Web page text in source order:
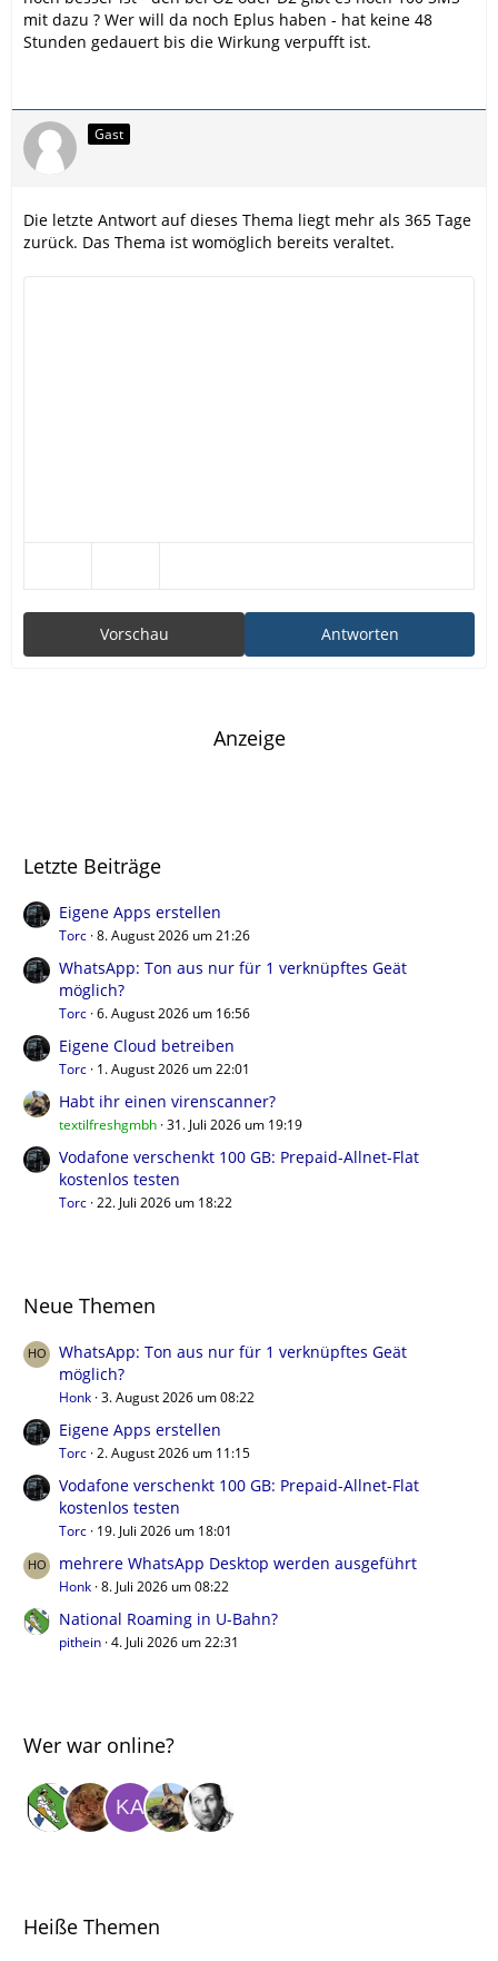
mit dazu ? Wer will da noch Eplus haben - hat keine 48
Stunden gedauert bis die Wirkung verpufft ist.
Gast
Die letzte Antwort auf dieses Thema liegt mehr als 365 Tage
zurück. Das Thema ist womöglich bereits veraltet.
Antworten
Vorschau
Anzeige
Letzte Beiträge
Eigene Apps erstellen
Torc 8. August 2026 um 21:26
WhatsApp: Ton aus nur für 1 verknüpftes Geät
möglich?
Torc 6. August 2026 um 16:56
Eigene Cloud betreiben
Torc 1. August 2026 um 22:01
Habt ihr einen virenscanner?
textilfreshgmbh 31. Juli 2026 um 19:19
Vodafone verschenkt 100 GB: Prepaid-Allnet-Flat
kostenlos testen
Torc 22. Juli 2026 um 18:22
Neue Themen
WhatsApp: Ton aus nur für 1 verknüpftes Geät
möglich?
Honk 3. August 2026 um 08:22
Eigene Apps erstellen
Torc 2. August 2026 um 11:15
Vodafone verschenkt 100 GB: Prepaid-Allnet-Flat
kostenlos testen
Torc 19. Juli 2026 um 18:01
mehrere WhatsApp Desktop werden ausgeführt
Honk 8. Juli 2026 um 08:22
National Roaming in U-Bahn?
pithein 4. Juli 2026 um 22:31
Wer war online?
Heiße Themen